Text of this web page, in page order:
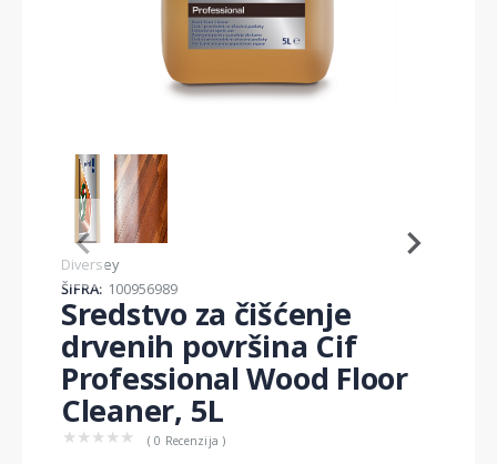
Item
1
of
2
Diversey
ŠIFRA: 100956989
Sredstvo za čišćenje
drvenih površina Cif
Professional Wood Floor
Cleaner, 5L
★ ★ ★ ★ ★ ( 0 Recenzija )